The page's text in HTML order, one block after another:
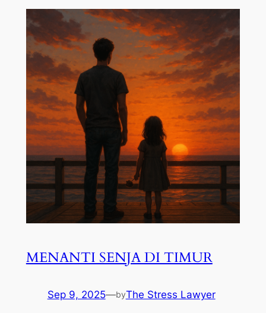
MENANTI SENJA DI TIMUR
Sep 9, 2025—byThe Stress Lawyer